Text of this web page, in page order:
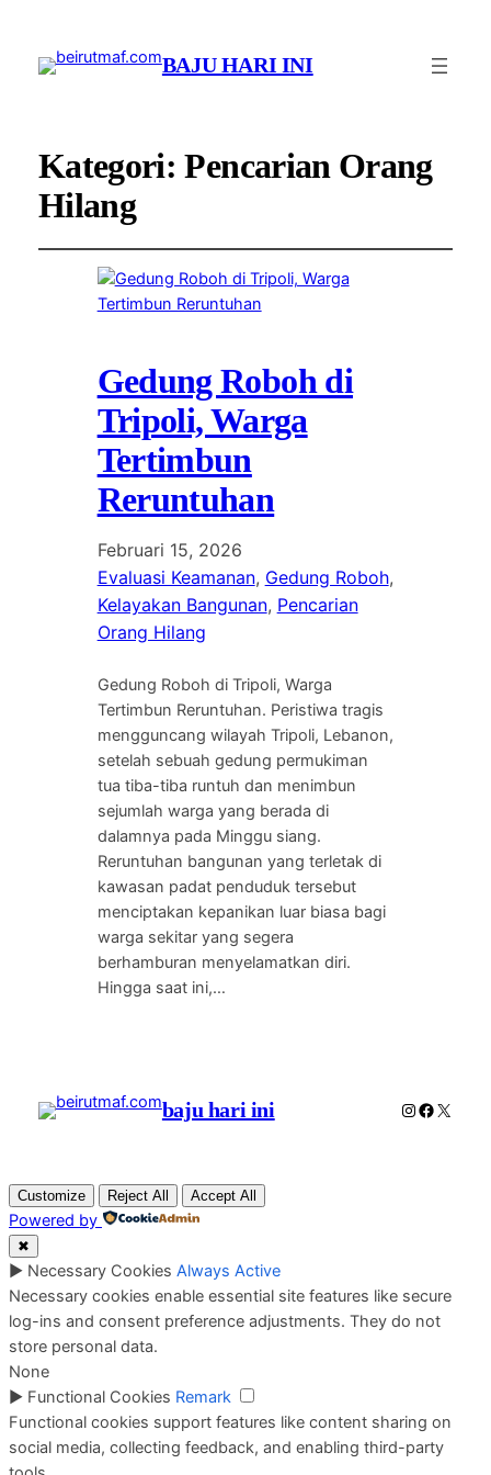
BAJU HARI INI
Kategori:Pencarian Orang
Hilang
Gedung Roboh di
Tripoli, Warga
Tertimbun
Reruntuhan
Februari 15, 2026
Evaluasi Keamanan, Gedung Roboh
Kelayakan Bangunan, Pencarian
Orang Hilang
Gedung Roboh di Tripoli, Warga
Tertimbun Reruntuhan. Peristiwa tragis
mengguncang wilayah Tripoli, Lebanon,
setelah sebuah gedung permukiman
tua tiba-tiba runtuh dan menimbun
sejumlah warga yang berada di
dalamnya pada Minggu siang.
Reruntuhan bangunan yang terletak di
kawasan padat penduduk tersebut
menciptakan kepanikan luar biasa bagi
warga sekitar yang segera
berhamburan menyelamatkan diri.
Hingga saat ini,…
baju hari ini Instagram
X
Customize Reject All Accept All
Powered by
✖
► Necessary Cookies Always Active
Necessary cookies enable essential site features like secure
log-ins and consent preference adjustments. They do not
store personal data.
None
► Functional Cookies Remark
Functional cookies support features like content sharing on
social media, collecting feedback, and enabling third-party